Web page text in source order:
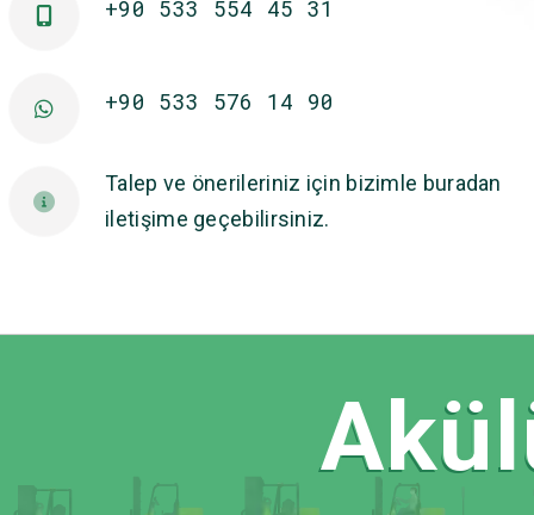
+90 533 554 45 31
+90 533 576 14 90
Talep ve önerileriniz için bizimle buradan
iletişime geçebilirsiniz.